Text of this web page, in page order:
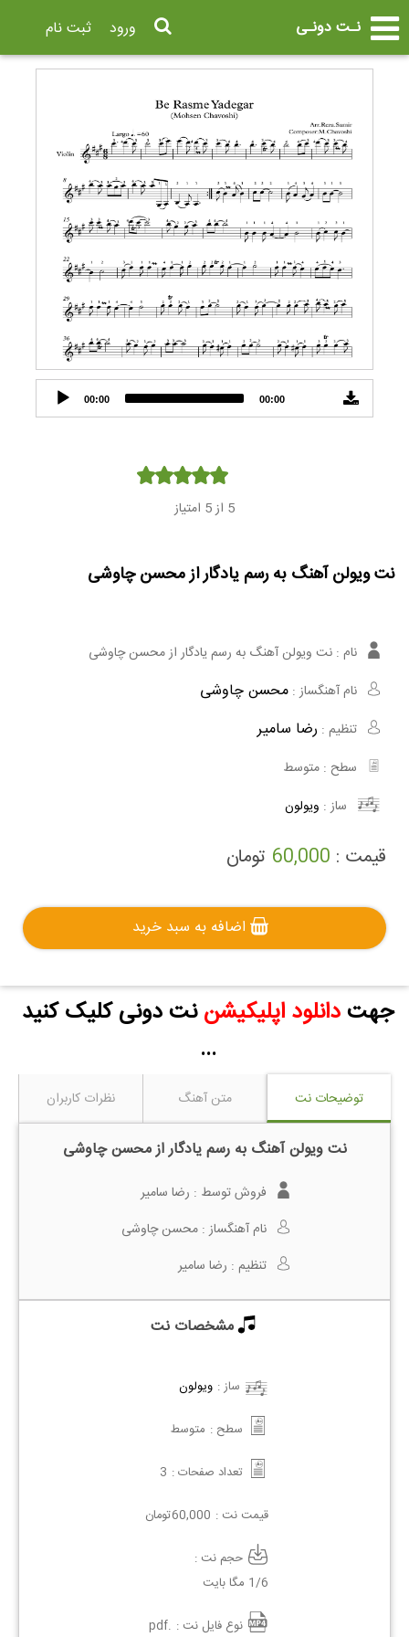
نـت دونـی ثبت نام ورود
Audio
Player
00:00 00:00
5 از 5 امتیاز
نت ویولن آهنگ به رسم یادگار از محسن چاوشی
نام : نت ویولن آهنگ به رسم یادگار از محسن چاوشی
نام آهنگساز : محسن چاوشی
تنظیم : رضا سامیر
سطح : متوسط
ساز : ویولون
قیمت : 60,000 تومان
اضافه به سبد خرید
جهتدانلود اپلیکیشن نت دونی کلیک کنید
...
توضیحات نت متن آهنگ نظرات کاربران
نت ویولن آهنگ به رسم یادگار از محسن چاوشی
فروش توسط : رضا سامیر
نام آهنگساز : محسن چاوشی
تنظیم : رضا سامیر
مشخصات نت
ساز : ویولون
سطح : متوسط
تعداد صفحات : 3
قیمت نت : 60,000تومان
حجم نت :
1/6 مگا بایت
نوع فایل نت : .pdf